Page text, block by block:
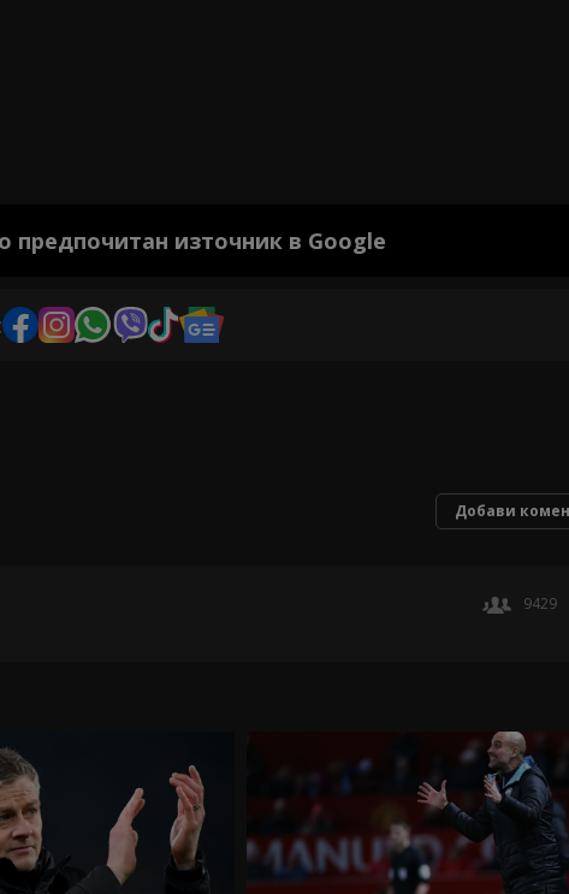
предпочитан източник в Google
Добави
9429